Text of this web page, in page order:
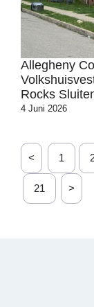
Allegheny
Rocks
4 Juni 2026
< 1
21 >